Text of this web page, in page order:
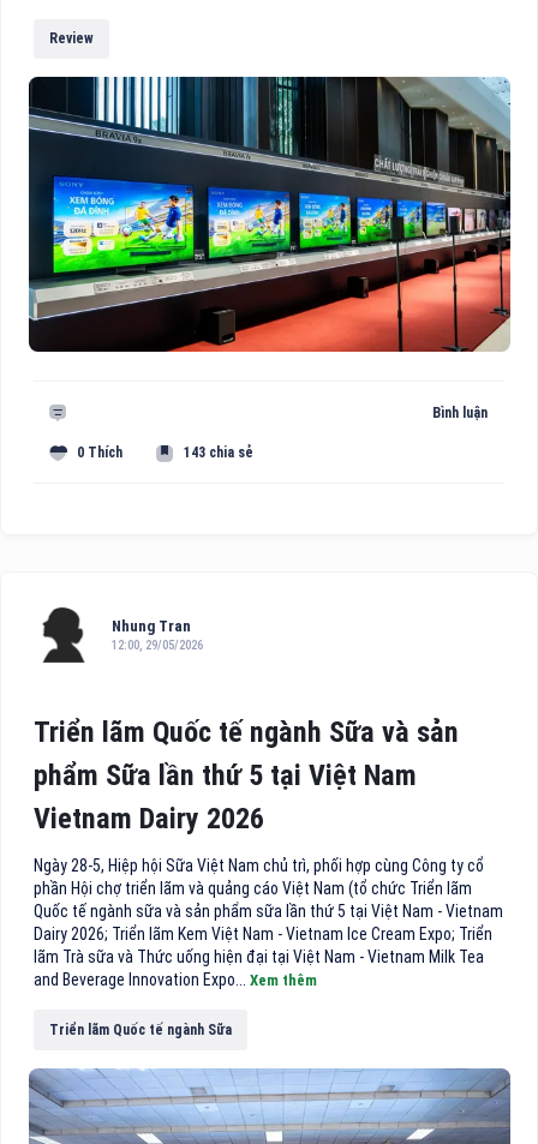
Review
Bình luận
0 Thích 143 chia sẻ
Nhung Tran
12:00, 29/05/2026
Triển lãm Quốc tế ngành Sữa và sản
phẩm Sữa lần thứ 5 tại Việt Nam
Vietnam Dairy 2026
Ngày 28-5, Hiệp hội Sữa Việt Nam chủ trì, phối hợp cùng Công ty cổ
phần Hội chợ triển lãm và quảng cáo Việt Nam (tổ chức Triển lãm
Quốc tế ngành sữa và sản phẩm sữa lần thứ 5 tại Việt Nam - Vietnam
Dairy 2026; Triển lãm Kem Việt Nam - Vietnam Ice Cream Expo; Triển
lãm Trà sữa và Thức uống hiện đại tại Việt Nam - Vietnam Milk Tea
and Beverage Innovation Expo... Xem thêm
Triển lãm Quốc tế ngành Sữa